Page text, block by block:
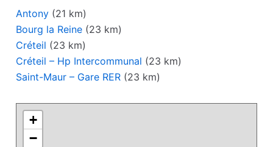
Antony (21 km)
Bourg la Reine (23 km)
Créteil (23 km)
Créteil – Hp Intercommunal (23 km)
Saint-Maur – Gare RER (23 km)
+
−